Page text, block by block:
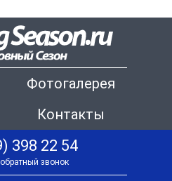
Фотогалерея
Контакты
398 22 54
звонок